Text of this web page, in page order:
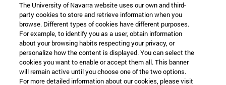
22 SEP
FUNCIÓN Y FICCIÓN. Varios artistas
Más información
The University of Navarra website uses our own and third-
party cookies to store and retrieve information when you
browse. Different types of cookies have different purposes.
For example, to identify you as a user, obtain information
about your browsing habits respecting your privacy, or
personalize how the content is displayed. You can select the
cookies you want to enable or accept them all. This banner
will remain active until you choose one of the two options.
For more detailed information about our cookies, please visit